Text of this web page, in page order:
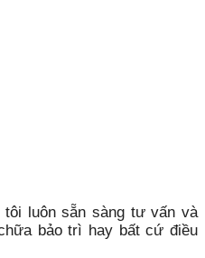
luôn sẵn sàng tư vấn và
bảo trì hay bất cứ điều